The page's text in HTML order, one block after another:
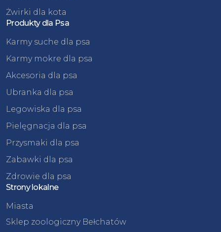
Żwirki dla kota
Produkty dla Psa
Karmy suche dla psa
Karmy mokre dla psa
Akcesoria dla psa
Ubranka dla psa
Legowiska dla psa
Pielęgnacja dla psa
Przysmaki dla psa
Zabawki dla psa
Zdrowie dla psa
Strony lokalne
Miasta
Sklep zoologiczny Bełchatów